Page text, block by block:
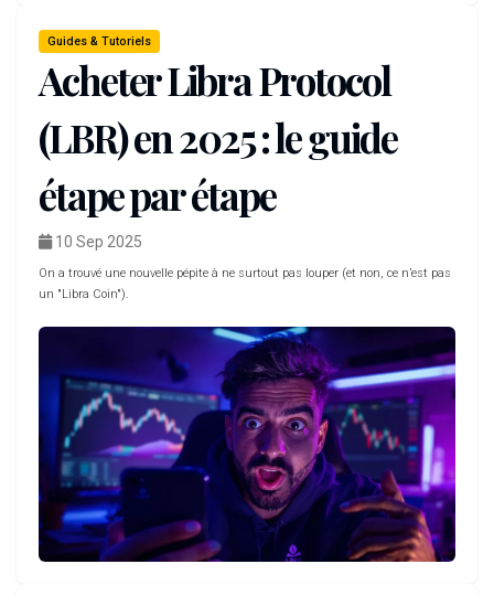
Guides & Tutoriels
Acheter Libra Protocol
(LBR) en 2025 : le guide
étape par étape
10 Sep 2025
On a trouvé une nouvelle pépite à ne surtout pas louper (et non, ce n’est pas
un "Libra Coin").